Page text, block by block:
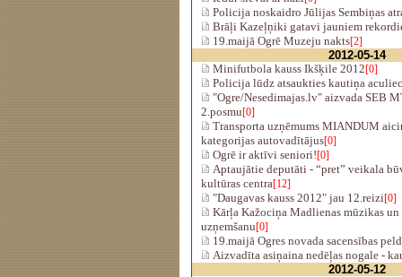
Policija noskaidro Jūlijas Sembiņas
Brāļi Kazeļņiki gatavi jauniem
19.maijā Ogrē Muzeju nakts[2]
2012-05-14
Minifutbola kauss Ikšķile 2012[0]
Policija lūdz atsaukties kautiņa
"Ogre/Nese​dimajas.lv​" aizvada SEB
2.posmu[0]
Transporta uzņēmums MIANDUM
kategorijas autovadītājus[0]
Ogrē ir aktīvi seniori![0]
Aptaujātie deputāti - “pret” veikala
kultūras centra[12]
"Daugavas kauss 2012" jau 12.reizi[0]
Kārļa Kažociņa Madlienas mūzikas
uzņemšanu[0]
19.maijā Ogres novada sacensības
Aizvadīta asiņaina nedēļas nogale -
2012-05-12